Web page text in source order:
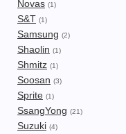
Novas (1)
S&T (1)
Samsung (2)
Shaolin (1)
Shmitz (1)
Soosan (3)
Sprite (1)
SsangYong (21)
Suzuki (4)